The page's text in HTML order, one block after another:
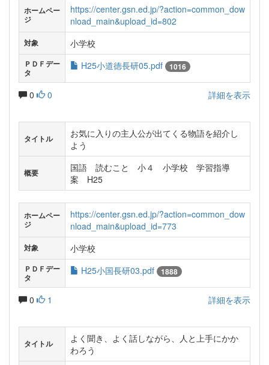
ホームペー
ジ
https://center.gsn.ed.jp/?action=common_dow
nload_main&upload_id=802
対象 小学校
ＰＤＦデー
タ
H25小道徳長研05.pdf 1016
0 0 詳細を表示
タイトル
お気に入りの主人公が出てくる物語を紹介し
よう
概要
国語 読むこと 小４ 小学校 学習指導
案 H25
ホームペー
ジ
https://center.gsn.ed.jp/?action=common_dow
nload_main&upload_id=773
対象 小学校
ＰＤＦデー
タ
H25小国長研03.pdf 1888
0 1 詳細を表示
タイトル
よく聞き、よく話しながら、人と上手にかか
わろう